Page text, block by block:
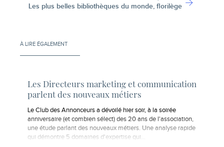
Les plus belles bibliothèques du monde, florilège
À LIRE ÉGALEMENT
Les Directeurs marketing et communication
parlent des nouveaux métiers
Le Club des Annonceurs a dévoilé hier soir, à la soirée
anniversaire (et combien sélect) des 20 ans de l'association,
une étude parlant des nouveaux métiers. Une analyse rapide
qui démontre 5 domaines d'expertise qui...